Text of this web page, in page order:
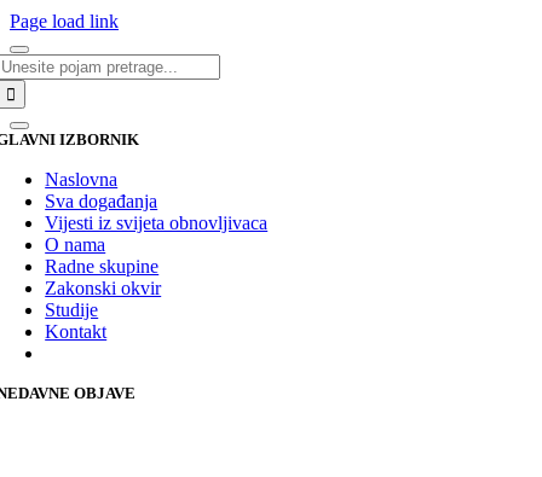
Page load link
IZBORNIK
Naslovna
Sva događanja
Vijesti iz svijeta obnovljivaca
O nama
Radne skupine
Zakonski okvir
Studije
Kontakt
OBJAVE